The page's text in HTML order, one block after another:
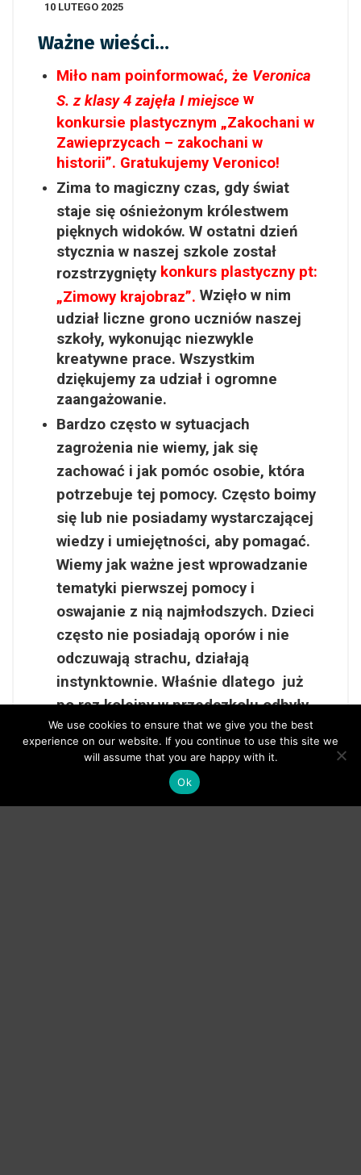
10 LUTEGO 2025
Ważne wieści…
Miło nam poinformować, że Veronica
S. z klasy 4 zajęła I miejsce w
konkursie plastycznym „Zakochani w
Zawieprzycach – zakochani w
historii”. Gratukujemy Veronico!
Zima to magiczny czas, gdy świat
staje się ośnieżonym królestwem
pięknych widoków. W ostatni dzień
stycznia w naszej szkole został
rozstrzygnięty konkurs plastyczny pt:
„Zimowy krajobraz”. Wzięło w nim
udział liczne grono uczniów naszej
szkoły, wykonując niezwykle
kreatywne prace. Wszystkim
dziękujemy za udział i ogromne
zaangażowanie.
Bardzo często w sytuacjach
zagrożenia nie wiemy, jak się
zachować i jak pomóc osobie, która
potrzebuje tej pomocy. Często boimy
się lub nie posiadamy wystarczającej
wiedzy i umiejętności, aby pomagać.
Wiemy jak ważne jest wprowadzanie
tematyki pierwszej pomocy i
oswajanie z nią najmłodszych. Dzieci
często nie posiadają oporów i nie
odczuwają strachu, działają
instynktownie. Właśnie dlatego już
po raz kolejny w przedszkolu odbyły
sięzajęcia z udzielania pierwszej
pomocy przedmedycznej.Dzieci
mogły poczuć się jak mali ratownicy.
Utrwaliły procedury zachowania się w
We use cookies to ensure that we give you the best
experience on our website. If you continue to use this site we
will assume that you are happy with it.
Ok